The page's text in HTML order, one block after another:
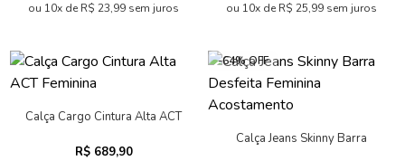
ou 10x de R$ 23,99 sem juros ou 10x de R$ 25,99 sem juros
Calça Cargo Cintura Alta ACT
R$ 689,90
-64% OFF
Calça Jeans Skinny Barra